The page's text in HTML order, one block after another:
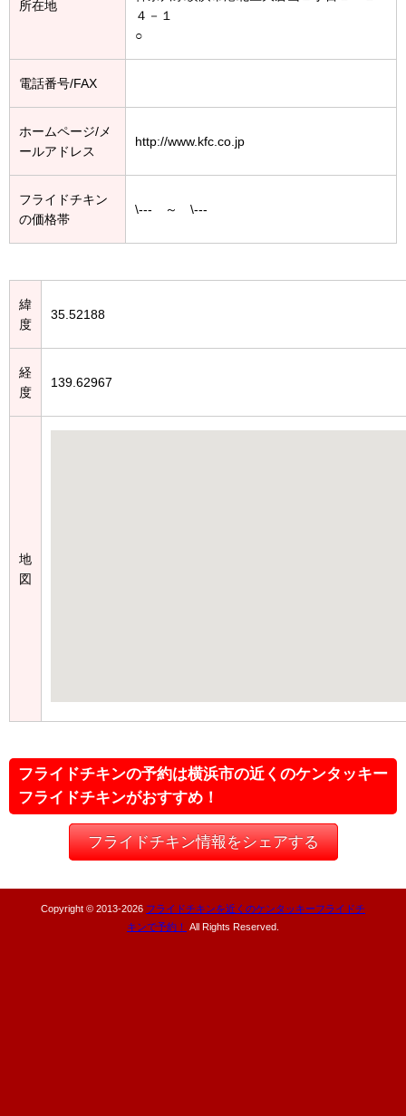
所在地
４－１
○
電話番号/FAX
ホームページ/メ
ールアドレス
http://www.kfc.co.jp
フライドチキン
の価格帯
\--- ～ \---
緯
度
35.52188
経
度
139.62967
地
図
フライドチキンの予約は横浜市の近くのケンタッキー
フライドチキンがおすすめ！
フライドチキン情報をシェアする
Copyright © 2013-2026 フライドチキンを近くのケンタッキーフライドチ
キンで予約！
All Rights Reserved.